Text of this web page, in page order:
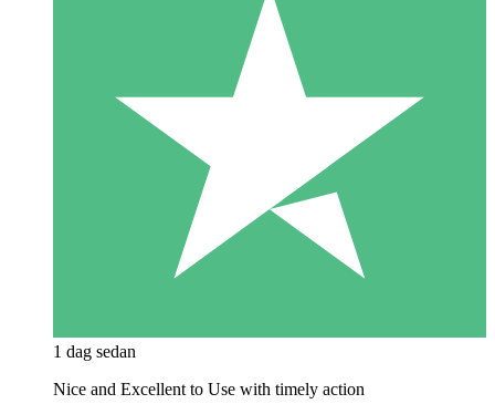
1 dag sedan
Nice and Excellent to Use with timely action